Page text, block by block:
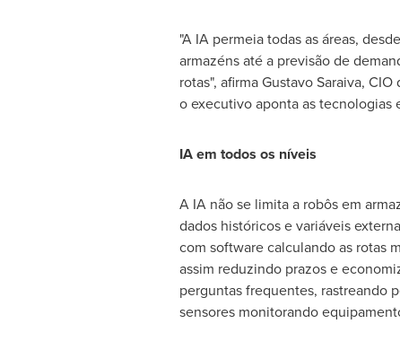
"A IA permeia todas as áreas,
armazéns até a previsão de
rotas", afirmaGustavo Saraiva, CIO
o executivo aponta as tecnologias
IA em todos os níveis
A IA não se limita a robôs em
dados históricos e variáveis
com software calculando as rotas
assim reduzindo prazos e
perguntas frequentes, rastreando
sensores monitorando